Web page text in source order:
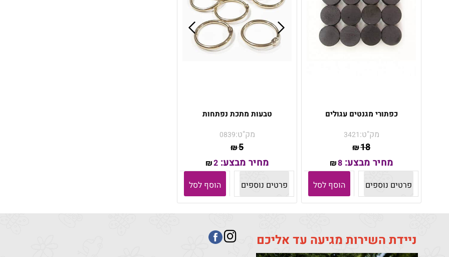
כפתורי מגנטים עגולים
מק"ט:3421
₪18
מחיר מבצע: ₪8
פרטים נוספים
הוסף לסל
טבעות מתכת נפתחות
מק"ט:0839
₪5
מחיר מבצע: ₪2
פרטים נוספים
הוסף לסל
ניידת השירות מגיעה עד אליכם